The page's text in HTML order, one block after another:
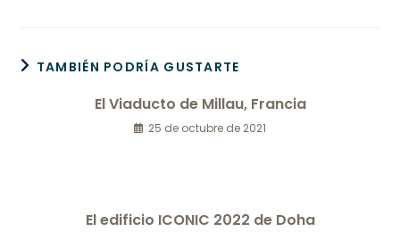
TAMBIÉN PODRÍA GUSTARTE
El Viaducto de Millau, Francia
25 de octubre de 2021
El edificio ICONIC 2022 de Doha